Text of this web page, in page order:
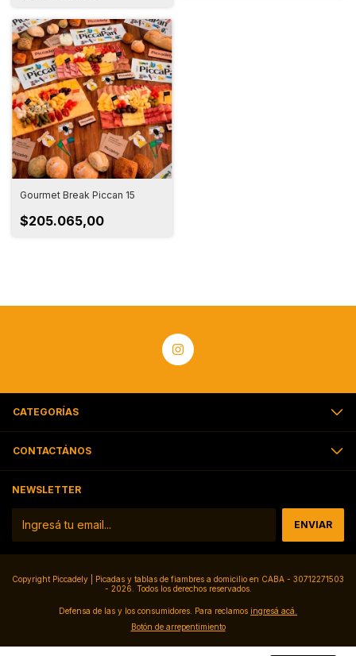
Gourmet Break Piccan 15
$205.065,00
CATEGORÍAS
CONTACTÁNOS
NEWSLETTER
Copyright Piccadely | Picadas y tablas de fiambres a domicilio en CABA - 30712271503
- 2026. Todos los derechos reservados.
Defensa de las y los consumidores. Para reclamos ingresá acá.
Botón de arrepentimiento